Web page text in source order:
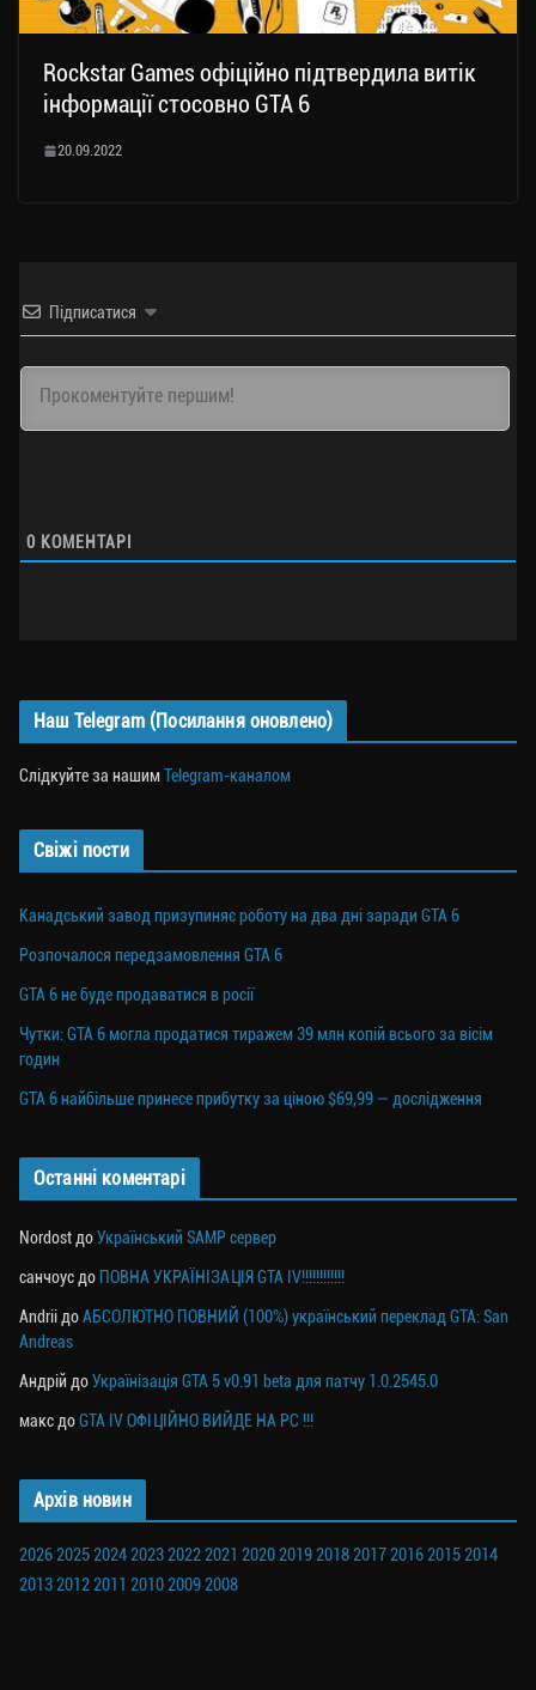
Rockstar Games офіційно підтвердила витік
інформації стосовно GTA 6
20.09.2022
Підписатися
0 КОМЕНТАРІ
Наш Telegram (Посилання оновлено)
Слідкуйте за нашимTelegram-каналом
Свіжі пости
Канадський завод призупиняє роботу на два дні заради GTA 6
Розпочалося передзамовлення GTA 6
GTA 6 не буде продаватися в росії
Чутки: GTA 6 могла продатися тиражем 39 млн копій всього за вісім
годин
GTA 6 найбільше принесе прибутку за ціною $69,99 — дослідження
Останні коментарі
Nordost доУкраїнський SAMP сервер
санчоус до ПОВНА УКРАЇНІЗАЦІЯ GTA IV!!!!!!!!!!!!
Andrii доАБСОЛЮТНО ПОВНИЙ (100%) український переклад GTA: San
Andreas
Андрій доУкраїнізація GTA 5 v0.91 beta для патчу 1.0.2545.0
макс доGTA IV ОФІЦІЙНО ВИЙДЕ НА PC !!!
Архів новин
202620252024202320222021 2020201920182017201620152014
201320122011 201020092008